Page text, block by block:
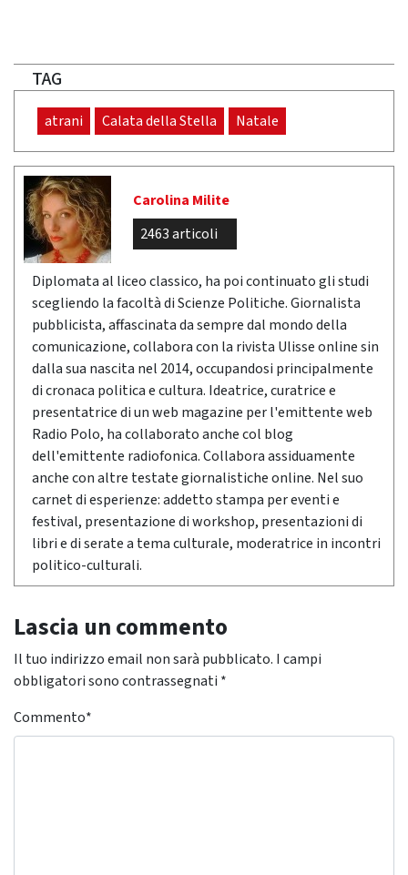
TAG
atrani Calata della Stella Natale
Carolina Milite
2463 articoli
Diplomata al liceo classico, ha poi continuato gli studi
scegliendo la facoltà di Scienze Politiche. Giornalista
pubblicista, affascinata da sempre dal mondo della
comunicazione, collabora con la rivista Ulisse online sin
dalla sua nascita nel 2014, occupandosi principalmente
di cronaca politica e cultura. Ideatrice, curatrice e
presentatrice di un web magazine per l'emittente web
Radio Polo, ha collaborato anche col blog
dell'emittente radiofonica. Collabora assiduamente
anche con altre testate giornalistiche online. Nel suo
carnet di esperienze: addetto stampa per eventi e
festival, presentazione di workshop, presentazioni di
libri e di serate a tema culturale, moderatrice in incontri
politico-culturali.
Lascia un commento
Il tuo indirizzo email non sarà pubblicato. I campi
obbligatori sono contrassegnati *
Commento*